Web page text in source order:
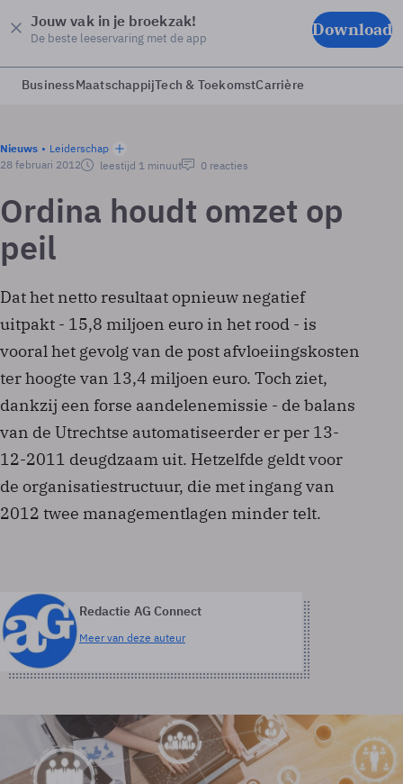
Jouw vak in je broekzak!
De beste leeservaring met de app Download
BusinessMaatschappijTech & ToekomstCarrière
Nieuws
Leiderschap
28 februari 2012
leestijd 1 minuut 0 reacties
Ordina houdt omzet op
peil
Dat het netto resultaat opnieuw negatief
uitpakt - 15,8 miljoen euro in het rood - is
vooral het gevolg van de post afvloeiingskosten
ter hoogte van 13,4 miljoen euro. Toch ziet,
dankzij een forse aandelenemissie - de balans
van de Utrechtse automatiseerder er per 13-
12-2011 deugdzaam uit. Hetzelfde geldt voor
de organisatiestructuur, die met ingang van
2012 twee managementlagen minder telt.
Redactie AG Connect
Meer van deze auteur